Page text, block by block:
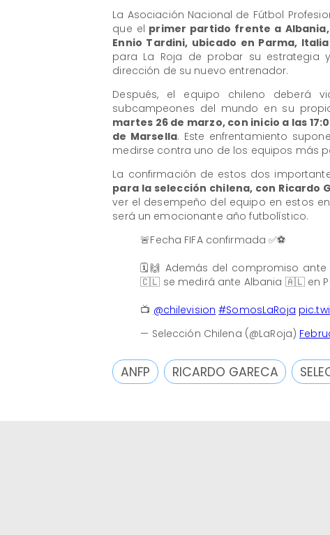
La Asociación Nacional de Fútbol
que el primer partido frente a Albania,
Ennio Tardini, ubicado en Parma,
para La Roja de probar su estrategia
dirección de su nuevo entrenador.
Después, el equipo chileno deberá
subcampeones del mundo en su
martes 26 de marzo, con inicio a las
de Marsella. Este enfrentamiento
medirse contra uno de los equipos más
La confirmación de estos dos
para la selección chilena, con Ricardo
ver el desempeño del equipo en estos
será un emocionante año futbolístico.
🚨Fecha FIFA confirmada ✅⚽
🗓️🙌 Además del compromiso
🇨🇱 se medirá ante Albania 🇦🇱 en
📺 @chilevision #SomosLaRoja
— Selección Chilena (@LaRoja)
ANFP RICARDO GARECA